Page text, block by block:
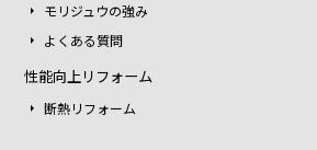
モリジュウの強み
よくある質問
性能向上リフォーム
断熱リフォーム